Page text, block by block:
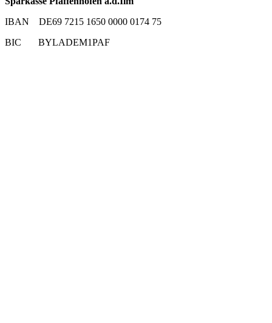
IBAN DE69 7215 1650 0000 0174 75
BIC BYLADEM1PAF